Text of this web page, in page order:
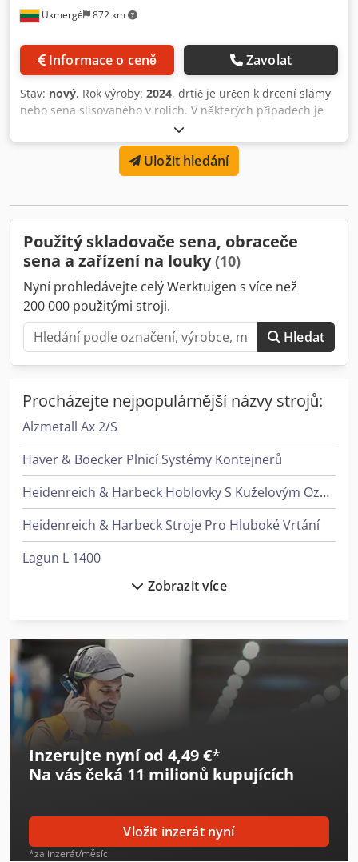
250 kg Obrázek slouží jako ilustrace Nový stroj, Místo
Ukmergė 872 km
Informace o ceně Zavolat
Stav: nový, Rok výroby: 2024, drtič je určen k drcení slámy
nebo sena slisovaného v rolích. V některých případech je
možné po získání povolení výrobce nebo po provedení
zkoušek drvit čtvercové nebo obdélníkové slisované svazky.
Požadovaná frakce drceného produktu na výstupu je
možná po výběru síta o určité propustnosti z nabídky
menší velikosti, vložte jemnější síto a naopak. Technická
Cedpfx Aetnfuzjp Iorf Vlhkost suroviny:
Uložit hledání
Použitý skladovače sena, obraceče
sena a zařízení na louky(10)
Nyní prohledávejte celý Werktuigen s více než
200 000 použitými stroji.
Hledat
Procházejte nejpopulárnější názvy strojů:
Alzmetall Ax 2/S
Haver & Boecker Plnicí Systémy Kontejnerů
Heidenreich & Harbeck Hoblovky S Kuželovým Ozubením
Heidenreich & Harbeck Stroje Pro Hluboké Vrtání
Lagun L 1400
Langzauner Lzg-M-Ii-Sy
Linde Reachstacker
Linde V
Man Sklápěč
Mark Kompresory
Mercedes-Benz V
Sack & Kiesselbach Stroje Na Tvarování Ozubených Kol
Zobrazit více
Inzerujte nyní od 4,49 €*
Na vás čeká 11 milionů kupujících
Vložit inzerát nyní
*za inzerát/měsíc